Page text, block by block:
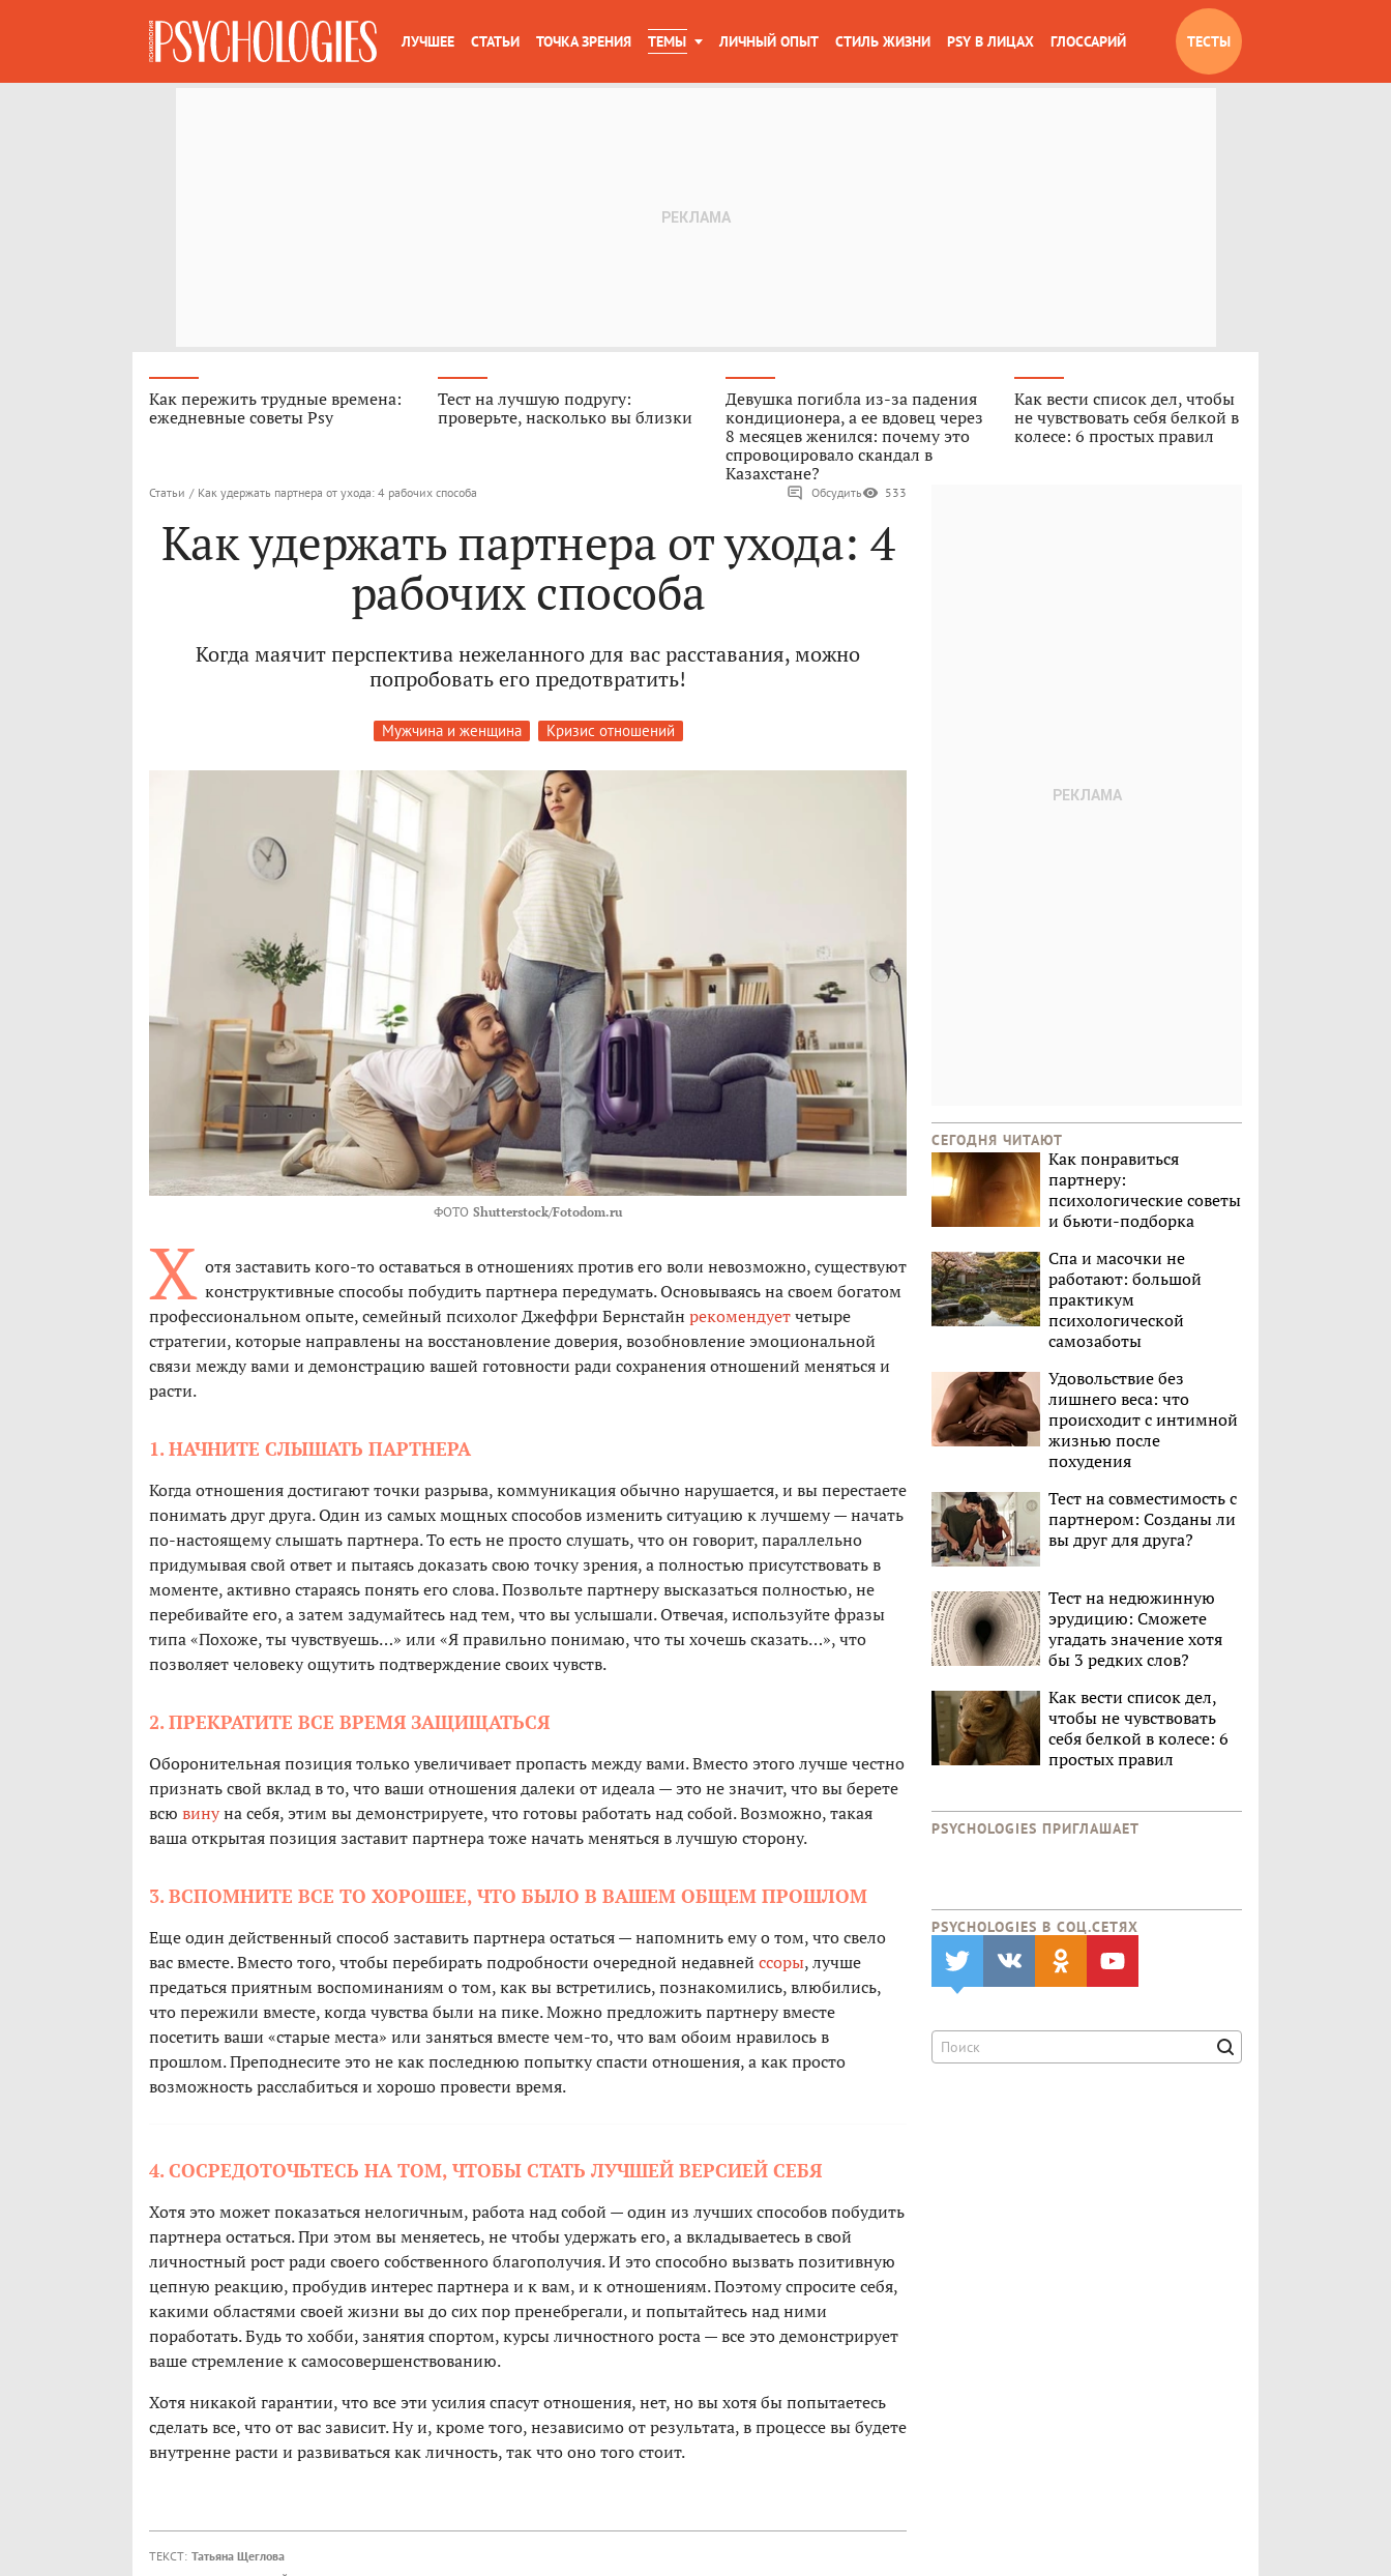
ЛУЧШЕЕ СТАТЬИ ТОЧКА ЗРЕНИЯ ТЕМЫ ЛИЧНЫЙ ОПЫТ СТИЛЬ ЖИЗНИ PSY В ЛИЦАХ ГЛОССАРИЙ ТЕСТЫ
Как пережить трудные времена:
ежедневные советы Psy
Тест на лучшую подругу:
проверьте, насколько вы близки
Девушка погибла из-за падения
кондиционера, а ее вдовец через
8 месяцев женился: почему это
спровоцировало скандал в
Казахстане?
Как вести список дел, чтобы
не чувствовать себя белкой в
колесе: 6 простых правил
Статьи / Как удержать партнера от ухода: 4 рабочих способа Обсудить 533
Как удержать партнера от ухода: 4
рабочих способа
Когда маячит перспектива нежеланного для вас расставания, можно
попробовать его предотвратить!
Мужчина и женщина Кризис отношений
ФОТО Shutterstock/Fotodom.ru
Х отя заставить кого-то оставаться в отношениях против его воли невозможно, существуют
конструктивные способы побудить партнера передумать. Основываясь на своем богатом
профессиональном опыте, семейный психолог Джеффри Бернстайн рекомендуетчетыре
стратегии, которые направлены на восстановление доверия, возобновление эмоциональной
связи между вами и демонстрацию вашей готовности ради сохранения отношений меняться и
расти.
1. НАЧНИТЕ СЛЫШАТЬ ПАРТНЕРА
Когда отношения достигают точки разрыва, коммуникация обычно нарушается, и вы перестаете
понимать друг друга. Один из самых мощных способов изменить ситуацию к лучшему — начать
по-настоящему слышать партнера. То есть не просто слушать, что он говорит, параллельно
придумывая свой ответ и пытаясь доказать свою точку зрения, а полностью присутствовать в
моменте, активно стараясь понять его слова. Позвольте партнеру высказаться полностью, не
перебивайте его, а затем задумайтесь над тем, что вы услышали. Отвечая, используйте фразы
типа «Похоже, ты чувствуешь…» или «Я правильно понимаю, что ты хочешь сказать…», что
позволяет человеку ощутить подтверждение своих чувств.
2. ПРЕКРАТИТЕ ВСЕ ВРЕМЯ ЗАЩИЩАТЬСЯ
Оборонительная позиция только увеличивает пропасть между вами. Вместо этого лучше честно
признать свой вклад в то, что ваши отношения далеки от идеала — это не значит, что вы берете
всю винуна себя, этим вы демонстрируете, что готовы работать над собой. Возможно, такая
ваша открытая позиция заставит партнера тоже начать меняться в лучшую сторону.
3. ВСПОМНИТЕ ВСЕ ТО ХОРОШЕЕ, ЧТО БЫЛО В ВАШЕМ ОБЩЕМ ПРОШЛОМ
Еще один действенный способ заставить партнера остаться — напомнить ему о том, что свело
вас вместе. Вместо того, чтобы перебирать подробности очередной недавней ссоры, лучше
предаться приятным воспоминаниям о том, как вы встретились, познакомились, влюбились,
что пережили вместе, когда чувства были на пике. Можно предложить партнеру вместе
посетить ваши «старые места» или заняться вместе чем-то, что вам обоим нравилось в
прошлом. Преподнесите это не как последнюю попытку спасти отношения, а как просто
возможность расслабиться и хорошо провести время.
4. СОСРЕДОТОЧЬТЕСЬ НА ТОМ, ЧТОБЫ СТАТЬ ЛУЧШЕЙ ВЕРСИЕЙ СЕБЯ
Хотя это может показаться нелогичным, работа над собой — один из лучших способов побудить
партнера остаться. При этом вы меняетесь, не чтобы удержать его, а вкладываетесь в свой
личностный рост ради своего собственного благополучия. И это способно вызвать позитивную
цепную реакцию, пробудив интерес партнера и к вам, и к отношениям. Поэтому спросите себя,
какими областями своей жизни вы до сих пор пренебрегали, и попытайтесь над ними
поработать. Будь то хобби, занятия спортом, курсы личностного роста — все это демонстрирует
ваше стремление к самосовершенствованию.
Хотя никакой гарантии, что все эти усилия спасут отношения, нет, но вы хотя бы попытаетесь
сделать все, что от вас зависит. Ну и, кроме того, независимо от результата, в процессе вы будете
внутренне расти и развиваться как личность, так что оно того стоит.
ТЕКСТ: Татьяна Щеглова
СЕГОДНЯ ЧИТАЮТ
Как понравиться
партнеру:
психологические советы
и бьюти-подборка
Спа и масочки не
работают: большой
практикум
психологической
самозаботы
Удовольствие без
лишнего веса: что
происходит с интимной
жизнью после
похудения
Тест на совместимость с
партнером: Созданы ли
вы друг для друга?
Тест на недюжинную
эрудицию: Сможете
угадать значение хотя
бы 3 редких слов?
Как вести список дел,
чтобы не чувствовать
себя белкой в колесе: 6
простых правил
PSYCHOLOGIES ПРИГЛАШАЕТ
PSYCHOLOGIES В CОЦ.СЕТЯХ